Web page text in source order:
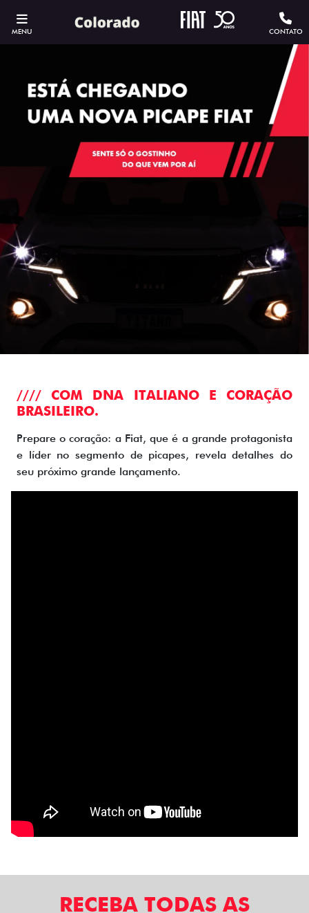
MENU CONTATO
//// COM DNA ITALIANO E CORAÇÃO
BRASILEIRO.
Prepare o coração: a Fiat, que é a grande protagonista
e líder no segmento de picapes, revela detalhes do
seu próximo grande lançamento.
RECEBA TODAS AS